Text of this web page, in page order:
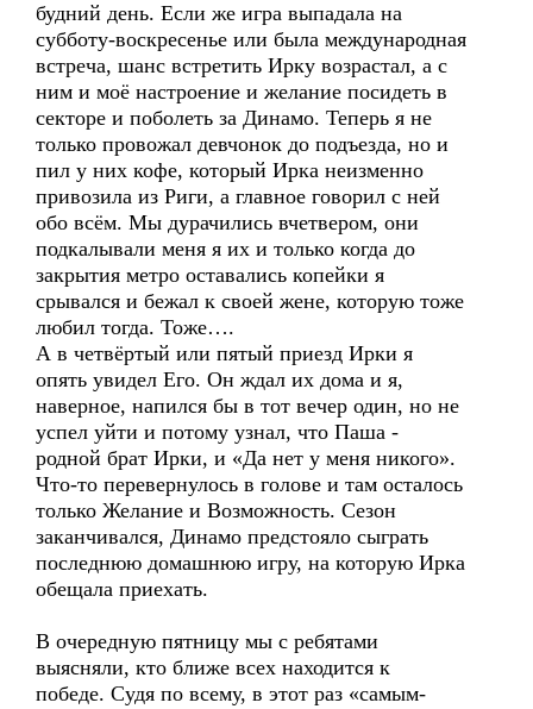
будний день. Если же игра выпадала на
субботу-воскресенье или была международная
встреча, шанс встретить Ирку возрастал, а с
ним и моё настроение и желание посидеть в
секторе и поболеть за Динамо. Теперь я не
только провожал девчонок до подъезда, но и
пил у них кофе, который Ирка неизменно
привозила из Риги, а главное говорил с ней
обо всём. Мы дурачились вчетвером, они
подкалывали меня я их и только когда до
закрытия метро оставались копейки я
срывался и бежал к своей жене, которую тоже
любил тогда. Тоже….
А в четвёртый или пятый приезд Ирки я
опять увидел Его. Он ждал их дома и я,
наверное, напился бы в тот вечер один, но не
успел уйти и потому узнал, что Паша -
родной брат Ирки, и «Да нет у меня никого».
Что-то перевернулось в голове и там осталось
только Желание и Возможность. Сезон
заканчивался, Динамо предстояло сыграть
последнюю домашнюю игру, на которую Ирка
обещала приехать.
В очередную пятницу мы с ребятами
выясняли, кто ближе всех находится к
победе. Судя по всему, в этот раз «самым-